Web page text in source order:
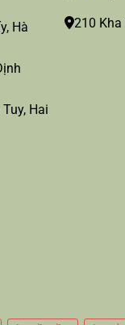
Hà
Hai
210 Kha